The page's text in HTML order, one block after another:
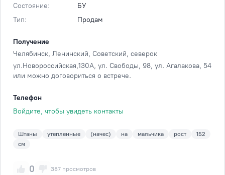
Состояние:
БУ
Тип:
Продам
Получение
Челябинск, Ленинский, Советский, северок
ул.Новороссийская,130А, ул. Свободы, 98, ул. Агалакова, 54
или можно договориться о встрече.
Телефон
Войдите, чтобы увидеть контакты
Штаны утепленные (начес) на мальчика рост
152
см
0 387 просмотров